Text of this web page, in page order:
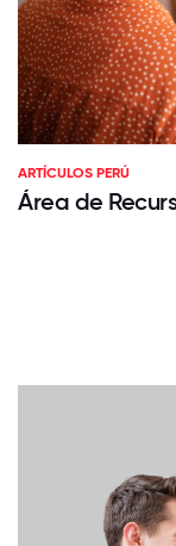
ARTÍCULOS PERÚ
Área de